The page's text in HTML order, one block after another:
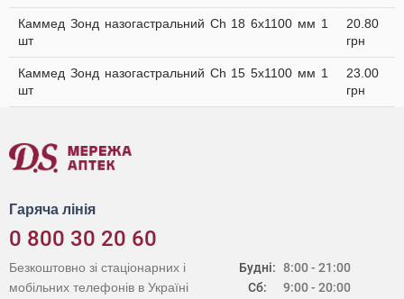
Каммед Зонд назогастральний Ch 18 6х1100 мм 1
шт
20.80
грн
Каммед Зонд назогастральний Ch 15 5х1100 мм 1
шт
23.00
грн
Гаряча лінія
0 800 30 20 60
Будні:
Сб:
8:00 - 21:00
9:00 - 20:00
Безкоштовно зі стаціонарних і
мобільних телефонів в Україні